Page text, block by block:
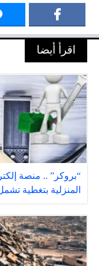
اقرأ أيضا
“بروكر” .. منصة
المنزلية بتغطية